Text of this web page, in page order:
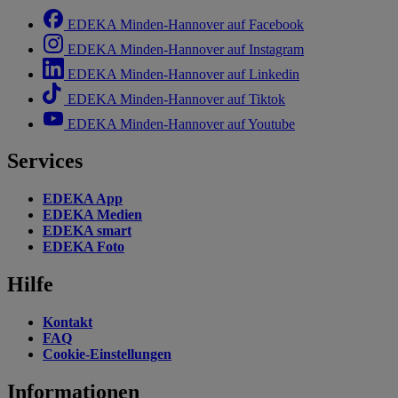
EDEKA Minden-Hannover auf Facebook
EDEKA Minden-Hannover auf Instagram
EDEKA Minden-Hannover auf Linkedin
EDEKA Minden-Hannover auf Tiktok
EDEKA Minden-Hannover auf Youtube
Services
EDEKA App
EDEKA Medien
EDEKA smart
EDEKA Foto
Hilfe
Kontakt
FAQ
Cookie-Einstellungen
Informationen